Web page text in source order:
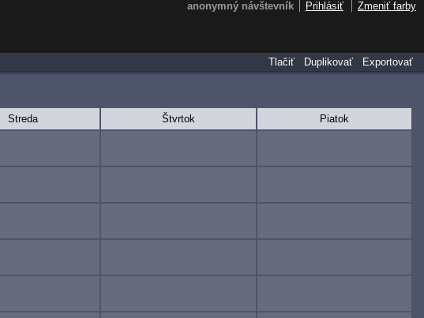
Streda Štvrtok
Piatok
Tlačiť
Duplikovať Exportovať
anonymný návštevník Prihlásiť Zmeniť farby